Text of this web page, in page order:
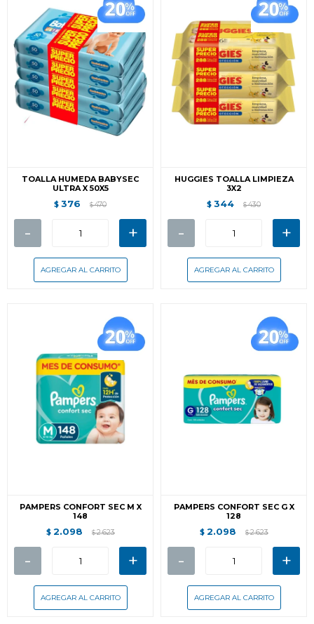
TOALLA HUMEDA BABYSEC
ULTRA X 50X5
$ 376 $ 470
- +
HUGGIES TOALLA LIMPIEZA
3X2
$ 344 $ 430
- +
PAMPERS CONFORT SEC M X
148
$ 2.098 $ 2.623
- +
PAMPERS CONFORT SEC G X
128
$ 2.098 $ 2.623
- +